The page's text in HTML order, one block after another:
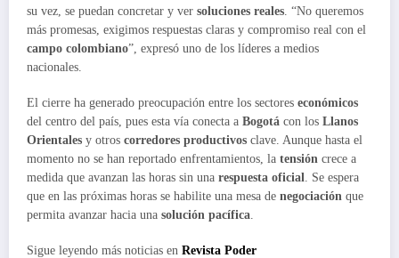
su vez, se puedan concretar y ver soluciones reales . “No queremos
más promesas, exigimos respuestas claras y compromiso real con el
campo colombiano”, expresó uno de los líderes a medios
nacionales.
El cierre ha generado preocupación entre los sectores económicos
del centro del país, pues esta vía conecta a Bogotá con los Llanos
Orientales y otros corredores productivos clave. Aunque hasta el
momento no se han reportado enfrentamientos, la tensión crece a
medida que avanzan las horas sin una respuesta oficial . Se espera
que en las próximas horas se habilite una mesa de negociación que
permita avanzar hacia una solución pacífica
Sigue leyendo más noticias en Revista Poder